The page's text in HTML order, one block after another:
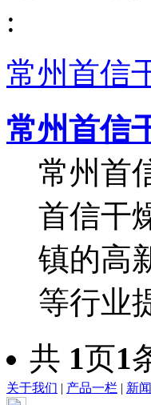
:
常州首信
常州首信
常州首
首信干
镇的高
等行业
共 1页1
关于我们 | 产品一栏 | 新